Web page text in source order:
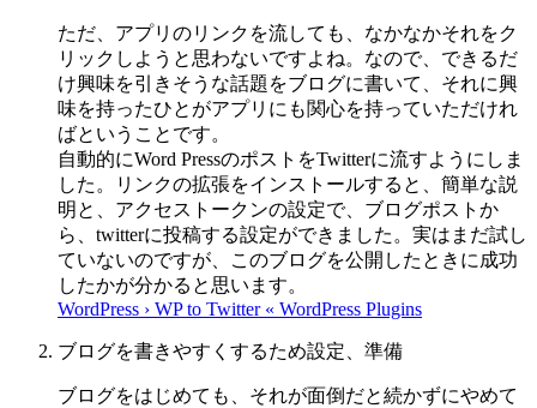
ただ、アプリのリンクを流しても、なかなかそれをク
リックしようと思わないですよね。なので、できるだ
け興味を引きそうな話題をブログに書いて、それに興
味を持ったひとがアプリにも関心を持っていただけれ
ばということです。
自動的にWord PressのポストをTwitterに流すようにしま
した。リンクの拡張をインストールすると、簡単な説
明と、アクセストークンの設定で、ブログポストか
ら、twitterに投稿する設定ができました。実はまだ試し
ていないのですが、このブログを公開したときに成功
したかが分かると思います。
WordPress › WP to Twitter « WordPress Plugins
ブログを書きやすくするため設定、準備
ブログをはじめても、それが面倒だと続かずにやめて